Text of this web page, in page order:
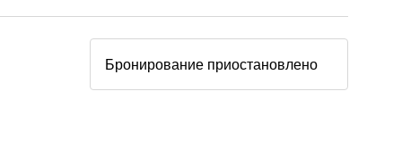
Бронирование приостановлено